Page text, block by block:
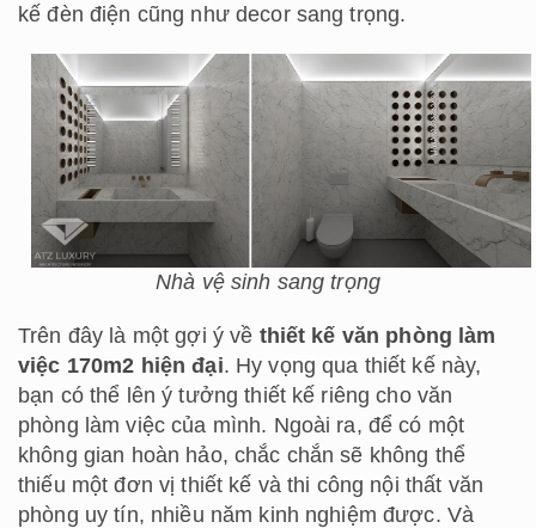
kế đèn điện cũng như decor sang trọng.
Nhà vệ sinh sang trọng
Trên đây là một gợi ý về thiết kế văn phòng làm
việc 170m2 hiện đại. Hy vọng qua thiết kế này,
bạn có thể lên ý tưởng thiết kế riêng cho văn
phòng làm việc của mình. Ngoài ra, để có một
không gian hoàn hảo, chắc chắn sẽ không thể
thiếu một đơn vị thiết kế và thi công nội thất văn
phòng uy tín, nhiều năm kinh nghiệm được. Và